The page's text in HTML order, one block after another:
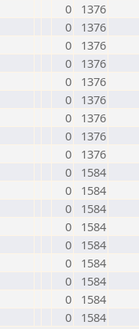
0
1376
0
1376
0
1376
0
1376
0
1376
0
1376
0
1376
0
1376
0
1376
0
1584
0
1584
0
1584
0
1584
0
1584
0
1584
0
1584
0
1584
0 1584